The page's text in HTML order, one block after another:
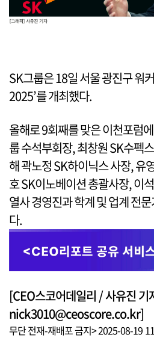
SK그룹은 18일 서울 광진구 워
2025’를 개최했다.
올해로 9회째를 맞은 이천포럼
룹 수석부회장, 최창원 SK수펙
해 곽노정 SK하이닉스 사장, 유
호 SK이노베이션 총괄사장, 이
열사 경영진과 학계 및 업계 전
다.
[CEO스코어데일리 / 사유진 기
nick3010@ceoscore.co.kr]
무단 전재-재배포 금지> 2025-08-19